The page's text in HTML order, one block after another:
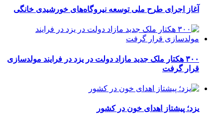
آغاز اجرای طرح ملی توسعه نیروگاه‌های خورشیدی خانگی
۳۰۰ هکتار ملک جدید مازاد دولت در یزد در فرایند مولدسازی
قرار گرفت
یزد؛ پیشتاز اهدای خون در کشور